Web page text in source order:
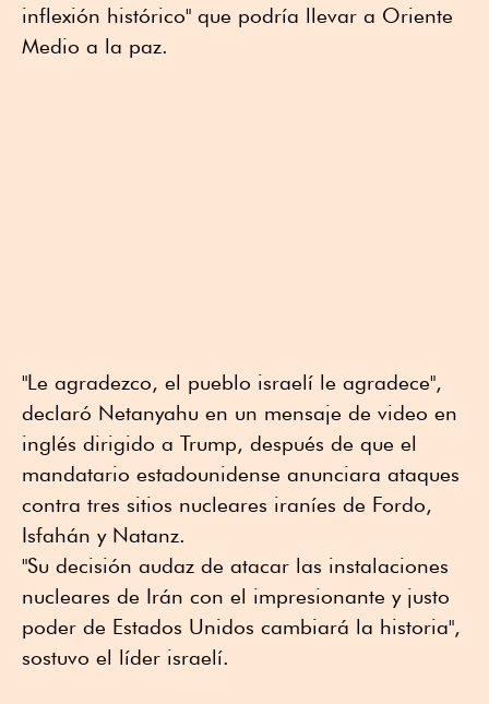
inflexión histórico" que podría llevar a Oriente
Medio a la paz.
"Le agradezco, el pueblo israelí le agradece",
declaró Netanyahu en un mensaje de video en
inglés dirigido a Trump, después de que el
mandatario estadounidense anunciara ataques
contra tres sitios nucleares iraníes de Fordo,
Isfahán y Natanz.
"Su decisión audaz de atacar las instalaciones
nucleares de Irán con el impresionante y justo
poder de Estados Unidos cambiará la historia",
sostuvo el líder israelí.